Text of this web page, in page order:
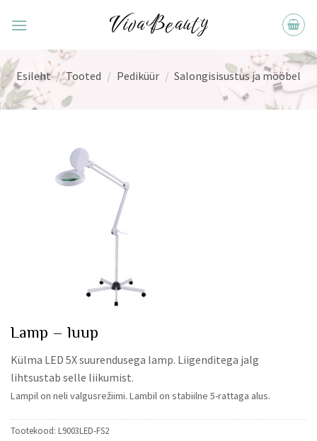
Esileht / Tooted / Pediküür / Salongisisustus ja mööbel
Lamp – luup
Külma LED 5X suurendusega lamp. Liigenditega jalg
lihtsustab selle liikumist.
Lampil on neli valgusrežiimi. Lambil on stabiilne 5-rattaga alus.
Tootekood: L9003LED-FS2